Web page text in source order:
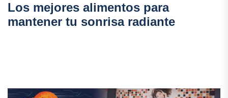
Los mejores alimentos para
mantener tu sonrisa radiante